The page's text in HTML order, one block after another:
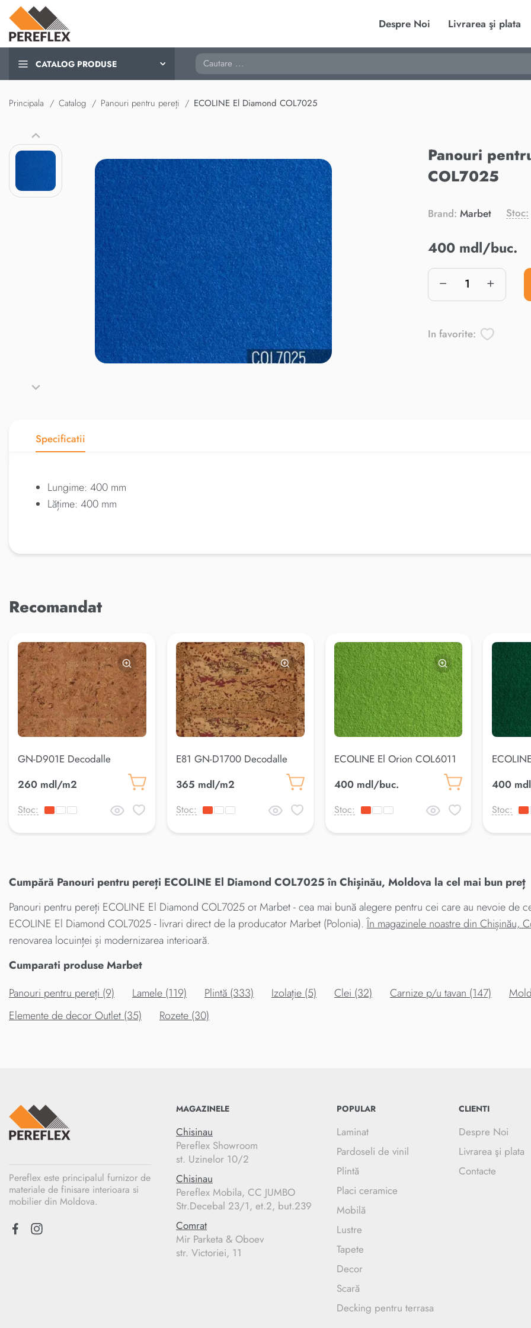
Despre Noi Livrarea şi plata
CATALOG PRODUSE Cautare
Principala Catalog Panouri pentru pereți ECOLINE El Diamond COL7025
Panouri
COL7025
Brand: Marbet Stoc:
400 mdl/buc.
In favorite:
Specificatii
Lungime: 400 mm
Lățime: 400 mm
Recomandat
GN-D901E Decodalle
260 mdl/m2
Stoc:
E81 GN-D1700 Decodalle
365 mdl/m2
Stoc:
ECOLINE El Orion COL6011
400 mdl/buc.
Stoc:
400
Stoc:
Cumpără Panouri pentru pereți ECOLINE El Diamond COL7025 în Chișinău, Moldova la cel mai bun preț
Panouri pentru pereți ECOLINE El Diamond COL7025 от Marbet - cea mai bună alegere pentru cei care au nevoie de
ECOLINE El Diamond COL7025 - livrari direct de la producator Marbet (Polonia).În magazinele noastre din Chișinău,
renovarea locuinței și modernizarea interioară.
Cumparati produse Marbet
Panouri pentru pereți (9)
Lamele (119) Plintă (333) Izolație (5) Clei (32) Carnize p/u tavan (147)
Elemente de decor Outlet (35)
Rozete (30)
Pereflex este principalul furnizor de
materiale de finisare interioara si
mobilier din Moldova.
MAGAZINELE
Chisinau
Pereflex Showroom
st. Uzinelor 10/2
Chisinau
Pereflex Mobila, CC JUMBO
Str.Decebal 23/1, et.2, but.239
Comrat
Mir Parketa & Oboev
str. Victoriei, 11
POPULAR
Laminat
Pardoseli de vinil
Plintă
Placi ceramice
Mobilă
Lustre
Tapete
Decor
Scară
Decking pentru terrasa
CLIENTI
Despre Noi
Livrarea şi plata
Contacte